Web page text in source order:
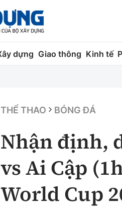
dựng Giao thông Kinh tế
đường
Chỉ đạo điều
Vật liệu xây
Giám định
Quản lý đô thị
THỂ THAO BÓNG ĐÁ
Nhận định,
vs Ai Cập
World Cup